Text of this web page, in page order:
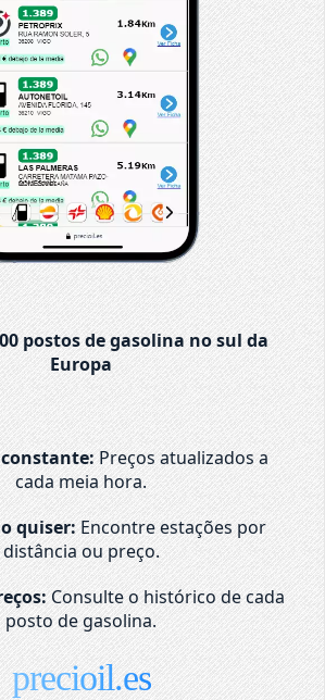
postos de gasolina no sul da
Europa
Preços atualizados a
cada meia hora.
quiser: Encontre estações por
distância ou preço.
Consulte o histórico de cada
posto de gasolina.
precioil.es